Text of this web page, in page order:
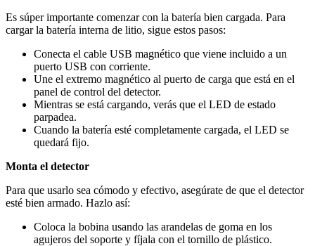
Es súper importante comenzar con la batería bien cargada. Para
cargar la batería interna de litio, sigue estos pasos:
Conecta el cable USB magnético que viene incluido a un
puerto USB con corriente.
Une el extremo magnético al puerto de carga que está en el
panel de control del detector.
Mientras se está cargando, verás que el LED de estado
parpadea.
Cuando la batería esté completamente cargada, el LED se
quedará fijo.
Monta el detector
Para que usarlo sea cómodo y efectivo, asegúrate de que el detector
esté bien armado. Hazlo así:
Coloca la bobina usando las arandelas de goma en los
agujeros del soporte y fíjala con el tornillo de plástico.